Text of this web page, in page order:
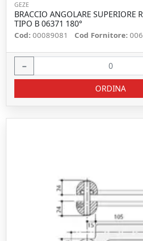
GEZE
BRACCIO ANGOLARE SUPERIORE
TIPO B 06371 180°
Cod: 00089081 Cod Fornitore:
−
ORDINA